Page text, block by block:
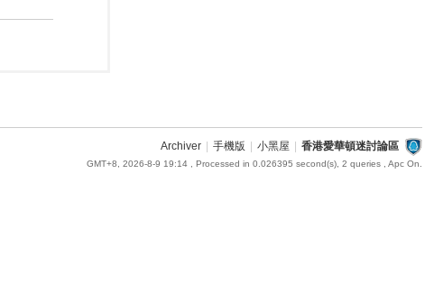
Archiver 手機版 小黑屋 香港愛華頓迷討論區
GMT+8, 2026-8-9 19:14, Processed in 0.026395 second(s), 2 queries , Apc On.